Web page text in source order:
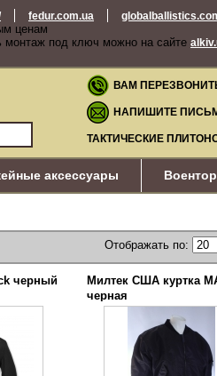
fedur.com.ua
ценам
монтаж под ключ можно на сайте
ВАМ
НАПИШИТЕ
ТАКТИЧЕСКИЕ
аксессуары
Отображать по:
черный
Милтек США куртка
черная